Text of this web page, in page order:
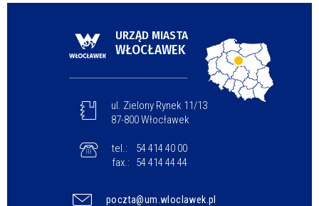
URZĄD MIASTA
WŁOCŁAWEK
ul. Zielony Rynek 11/13
87-800 Włocławek
tel.:
54 414 40 00
fax.:
54 414 44 44
poczta@um.wloclawek.pl